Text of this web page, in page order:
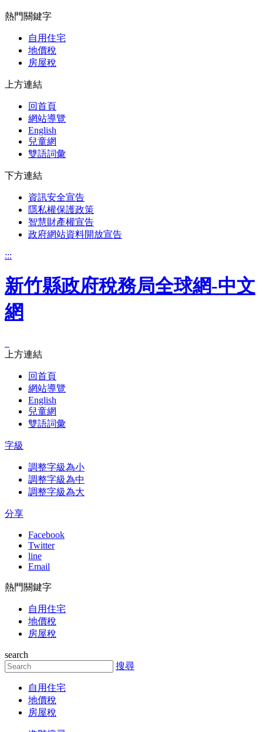
熱門關鍵字
自用住宅
地價稅
房屋稅
上方連結
回首頁
網站導覽
English
兒童網
雙語詞彙
下方連結
資訊安全宣告
隱私權保護政策
智慧財產權宣告
政府網站資料開放宣告
:::
新竹縣政府稅務局全球網-中文
網
上方連結
回首頁
網站導覽
English
兒童網
雙語詞彙
字級
調整字級為小
調整字級為中
調整字級為大
分享
Facebook
Twitter
line
Email
熱門關鍵字
自用住宅
地價稅
房屋稅
search
搜尋
自用住宅
地價稅
房屋稅